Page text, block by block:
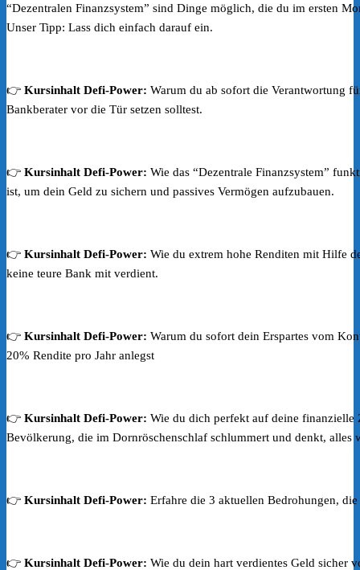
“Dezentralen Finanzsystem” sind Dinge möglich, die du im ersten
Unser Tipp: Lass dich einfach darauf ein.
👉 Kursinhalt Defi-Power: Warum du ab sofort die Verantwortung
Bankberater vor die Tür setzen solltest.
👉 Kursinhalt Defi-Power: Wie das “Dezentrale Finanzsystem”
ist, um dein Geld zu sichern und passives Vermögen aufzubauen.
👉 Kursinhalt Defi-Power: Wie du extrem hohe Renditen mit Hilfe
keine teure Bank mit verdient.
👉 Kursinhalt Defi-Power: Warum du sofort dein Erspartes vom
20% Rendite pro Jahr anlegst
👉 Kursinhalt Defi-Power: Wie du dich perfekt auf deine finanzielle
Bevölkerung, die im Dornröschenschlaf schlummert und denkt, alles
👉 Kursinhalt Defi-Power: Erfahre die 3 aktuellen Bedrohungen,
👉 Kursinhalt Defi-Power: Wie du dein hart verdientes Geld sicher